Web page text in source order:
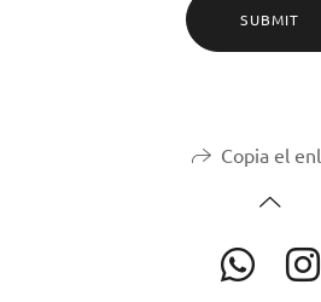
SUBMIT
Copia el